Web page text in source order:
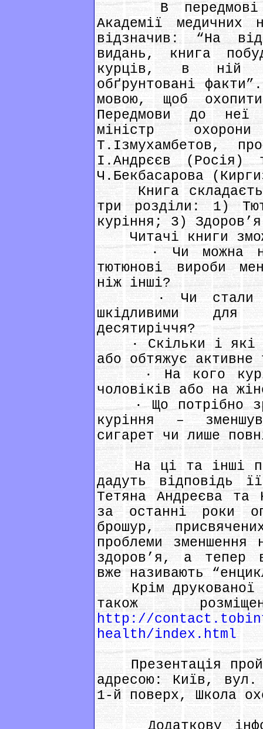
В передмові до
Академії медичних
відзначив: “На
видань, книга
курців, в ній
обґрунтовані
мовою, щоб
Передмови до неї
міністр
Т.Ізмухамбетов,
І.Андрєєв (Росія)
Ч.Бекбасарова
Книга
три розділи: 1)
куріння; 3)
Читачі книги
· Чи можна
тютюнові вироби
ніж інші?
· Чи стали
шкідливими
десятиріччя?
· Скільки і які
або обтяжує активне
· На кого
чоловіків або на
· Що потрібно
куріння –
сигарет чи лише
На ці та інші
дадуть відповідь
Тетяна Андреєва та
за останні роки
брошур,
проблеми зменшення
здоров’я, а тепер
вже називають
Крім друкованої
також
http://
health/index.html
Презентація
адресою: Київ,
1-й поверх, Школа